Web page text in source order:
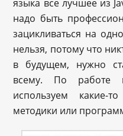
языка все лучшее из
надо быть
зацикливаться на
нельзя, потому что
в будущем, нужно
всему. По работе
используем какие-
методики или